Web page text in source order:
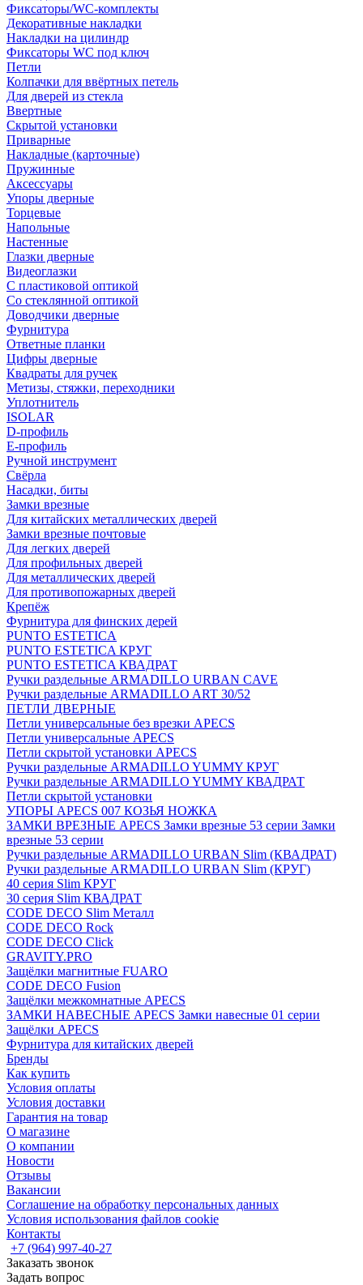
Фиксаторы/WC-комплекты
Декоративные накладки
Накладки на цилиндр
Фиксаторы WC под ключ
Петли
Колпачки для ввёртных петель
Для дверей из стекла
Ввертные
Скрытой установки
Приварные
Накладные (карточные)
Пружинные
Аксессуары
Упоры дверные
Торцевые
Напольные
Настенные
Глазки дверные
Видеоглазки
С пластиковой оптикой
Со стеклянной оптикой
Доводчики дверные
Фурнитура
Ответные планки
Цифры дверные
Квадраты для ручек
Метизы, стяжки, переходники
Уплотнитель
ISOLAR
D-профиль
Е-профиль
Ручной инструмент
Свёрла
Насадки, биты
Замки врезные
Для китайских металлических дверей
Замки врезные почтовые
Для легких дверей
Для профильных дверей
Для металлических дверей
Для противопожарных дверей
Крепёж
Фурнитура для финских дерей
PUNTO ESTETICA
PUNTO ESTETICA КРУГ
PUNTO ESTETICA КВАДРАТ
Ручки раздельные ARMADILLO URBAN CAVE
Ручки раздельные ARMADILLO ART 30/52
ПЕТЛИ ДВЕРНЫЕ
Петли универсальные без врезки APECS
Петли универсальные APECS
Петли скрытой установки APECS
Ручки раздельные ARMADILLO YUMMY КРУГ
Ручки раздельные ARMADILLO YUMMY КВАДРАТ
Петли скрытой установки
УПОРЫ APECS 007 КОЗЬЯ НОЖКА
ЗАМКИ ВРЕЗНЫЕ APECS Замки врезные 53 серии Замки
врезные 53 серии
Ручки раздельные ARMADILLO URBAN Slim (КВАДРАТ)
Ручки раздельные ARMADILLO URBAN Slim (КРУГ)
40 серия Slim КРУГ
30 серия Slim КВАДРАТ
CODE DECO Slim Металл
CODE DECO Rock
CODE DECO Click
GRAVITY.PRO
Защёлки магнитные FUARO
CODE DECO Fusion
Защёлки межкомнатные APECS
ЗАМКИ НАВЕСНЫЕ APECS Замки навесные 01 серии
Защёлки APECS
Фурнитура для китайских дверей
Бренды
Как купить
Условия оплаты
Условия доставки
Гарантия на товар
О магазине
О компании
Новости
Отзывы
Вакансии
Соглашение на обработку персональных данных
Условия использования файлов cookie
Контакты
+7 (964) 997-40-27
Заказать звонок
Задать вопрос